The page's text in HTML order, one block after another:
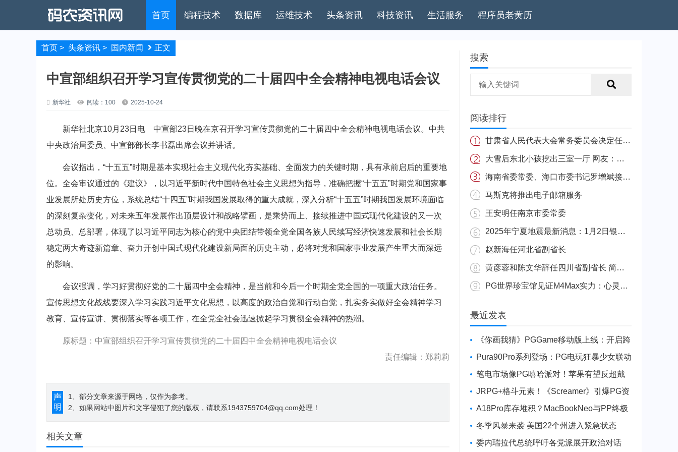
首页 编程技术 数据库 运维技术 头条资讯 科技资讯 生活服务 程序员老黄历
首页 > 头条资讯 > 国内新闻 正文
中宣部组织召开学习宣传贯彻党的二十届四中全会精神电视电话会议
新华社 阅读：100 2025-10-24
新华社北京10月23日电 中宣部23日晚在京召开学习宣传贯彻党的二十届四中全会精神电视电话会议。中共
中央政治局委员、中宣部部长李书磊出席会议并讲话。
会议指出，“十五五”时期是基本实现社会主义现代化夯实基础、全面发力的关键时期，具有承前启后的重要地
位。全会审议通过的《建议》，以习近平新时代中国特色社会主义思想为指导，准确把握“十五五”时期党和国家事
业发展所处历史方位，系统总结“十四五”时期我国发展取得的重大成就，深入分析“十五五”时期我国发展环境面临
的深刻复杂变化，对未来五年发展作出顶层设计和战略擘画，是乘势而上、接续推进中国式现代化建设的又一次
总动员、总部署，体现了以习近平同志为核心的党中央团结带领全党全国各族人民续写经济快速发展和社会长期
稳定两大奇迹新篇章、奋力开创中国式现代化建设新局面的历史主动，必将对党和国家事业发展产生重大而深远
的影响。
会议强调，学习好贯彻好党的二十届四中全会精神，是当前和今后一个时期全党全国的一项重大政治任务。
宣传思想文化战线要深入学习实践习近平文化思想，以高度的政治自觉和行动自觉，扎实务实做好全会精神学习
教育、宣传宣讲、贯彻落实等各项工作，在全党全社会迅速掀起学习贯彻全会精神的热潮。
原标题：中宣部组织召开学习宣传贯彻党的二十届四中全会精神电视电话会议
责任编辑：郑莉莉
声
明
1、部分文章来源于网络，仅作为参考。
2、如果网站中图片和文字侵犯了您的版权，请联系1943759704@qq.com处理！
相关文章
搜索
阅读排行
甘肃省人民代表大会常务委员会决定任免名单
大雪后东北小孩挖出三室一厅 网友：南方的娃很羡慕
海南省委常委、海口市委书记罗增斌接受中央纪委国家监委纪律审查和监察调查
马斯克将推出电子邮箱服务
王安明任南京市委常委
2025年宁夏地震最新消息：1月2日银川发生4.8级地震
赵新海任河北省副省长
黄彦蓉和陈文华辞任四川省副省长 简历资料照片
PG世界珍宝馆见证M4Max实力：心灵杀手2竟轻松跑出80FPS！
最近发表
《你画我猜》PGGame移动版上线：开启跨
平台互动新玩法
Pura90Pro系列登场：PG电玩狂暴少女联动
旗舰性能升级
笔电市场像PG嘻哈派对！苹果有望反超戴
尔进前三
JRPG+格斗元素！《Screamer》引爆PG资
讯手游新焦点
A18Pro库存堆积？MacBookNeo与PP终极
火焰狂潮意外同框
冬季风暴来袭 美国22个州进入紧急状态
委内瑞拉代总统呼吁各党派展开政治对话